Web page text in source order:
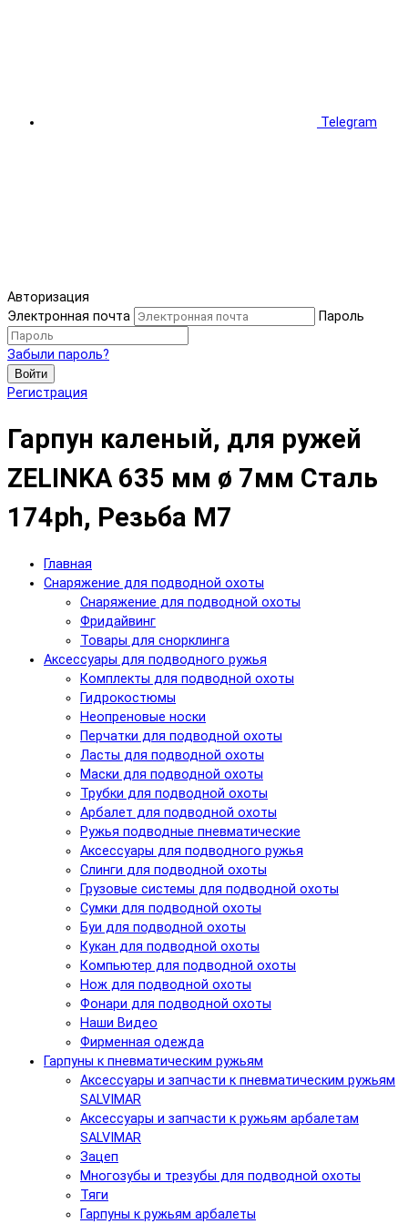
Telegram
Авторизация
Электронная почта
Пароль
Забыли пароль?
Войти
Регистрация
Гарпун каленый, для ружей
ZELINKA 635 мм ø 7мм Сталь
174ph, Резьба М7
Главная
Снаряжение для подводной охоты
Снаряжение для подводной охоты
Фридайвинг
Товары для снорклинга
Аксессуары для подводного ружья
Комплекты для подводной охоты
Гидрокостюмы
Неопреновые носки
Перчатки для подводной охоты
Ласты для подводной охоты
Маски для подводной охоты
Трубки для подводной охоты
Арбалет для подводной охоты
Ружья подводные пневматические
Аксессуары для подводного ружья
Слинги для подводной охоты
Грузовые системы для подводной охоты
Сумки для подводной охоты
Буи для подводной охоты
Кукан для подводной охоты
Компьютер для подводной охоты
Нож для подводной охоты
Фонари для подводной охоты
Наши Видео
Фирменная одежда
Гарпуны к пневматическим ружьям
Аксессуары и запчасти к пневматическим ружьям
SALVIMAR
Аксессуары и запчасти к ружьям арбалетам
SALVIMAR
Зацеп
Многозубы и трезубы для подводной охоты
Тяги
Гарпуны к ружьям арбалеты